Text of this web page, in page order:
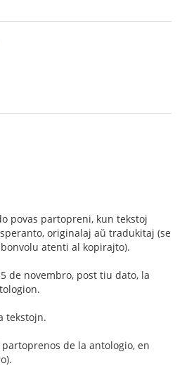
povas partopreni, kun tekstoj
originalaj aŭ tradukitaj (se
atenti al kopirajto).
de novembro, post tiu dato, la
tekstojn.
de la antologio, en